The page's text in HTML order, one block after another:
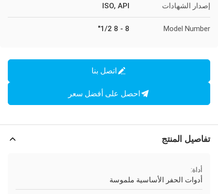
إصدار الشهادات ISO, API
Model Number
8 - 8 1/2"
اتصل بنا
احصل على أفضل سعر
تفاصيل المنتج
أداة:
أدوات الحفر الأساسية ملموسة